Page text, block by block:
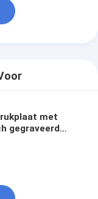
met
gegraveerd